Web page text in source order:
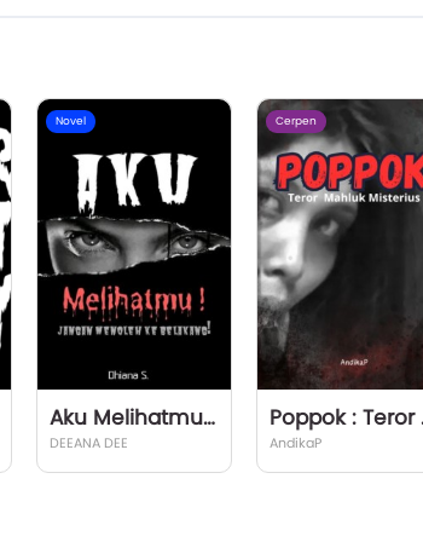
Novel
Aku Melihatmu : Jangan Menoleh Ke Belakang!
DEEANA DEE
Cerpen
AndikaP